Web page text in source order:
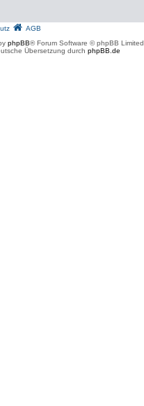
AGB
phpBB® Forum Software © phpBB Limited
Übersetzung durch phpBB.de